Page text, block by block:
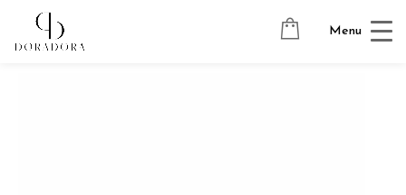
Menu
Avaleht Kõrvarõngaste ripatsid
HEDGEHOG 18K